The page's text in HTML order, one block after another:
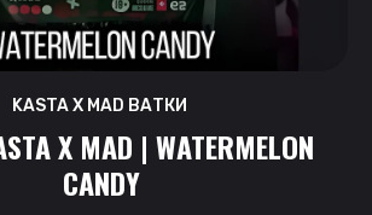
KASTA X MAD ВАТКИ
X MAD | WATERMELON
CANDY